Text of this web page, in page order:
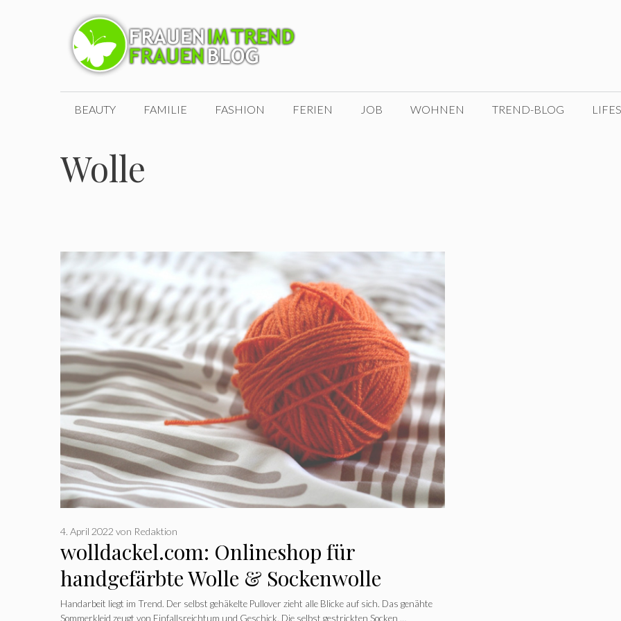
BEAUTY FAMILIE FASHION FERIEN JOB WOHNEN TREND-BLOG
Wolle
wolldackel.com: Onlineshop für
handgefärbte Wolle & Sockenwolle
4. April 2022 von Redaktion
Handarbeit liegt im Trend. Der selbst gehäkelte Pullover zieht alle Blicke auf sich. Das genähte
Sommerkleid zeugt von Einfallsreichtum und Geschick. Die selbst gestrickten Socken …